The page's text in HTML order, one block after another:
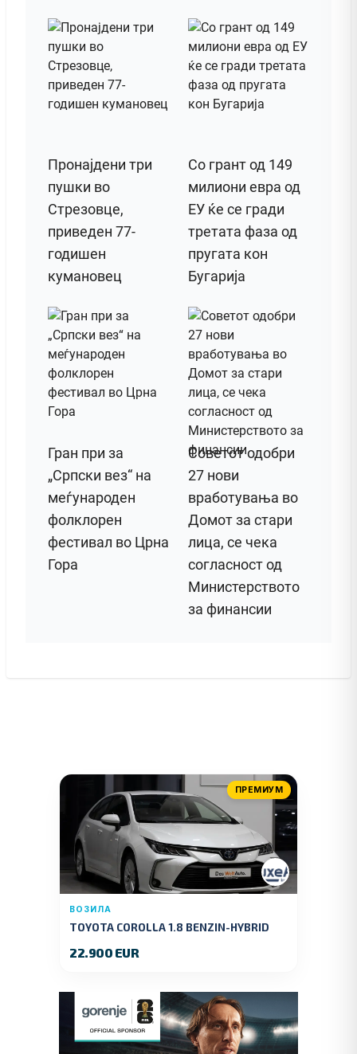
Пронајдени три
пушки во
Стрезовце,
приведен 77-
годишен
кумановец
Со грант од 149
милиони евра од
ЕУ ќе се гради
третата фаза од
пругата кон
Бугарија
Гран при за
„Српски вез“ на
меѓународен
фолклорен
фестивал во Црна
Гора
Советот одобри
27 нови
вработувања во
Домот за стари
лица, се чека
согласност од
Министерството
за финансии
ПРЕМИУМ
ВОЗИЛА
TOYOTA COROLLA 1.8 BENZIN-HYBRID
22.900 EUR